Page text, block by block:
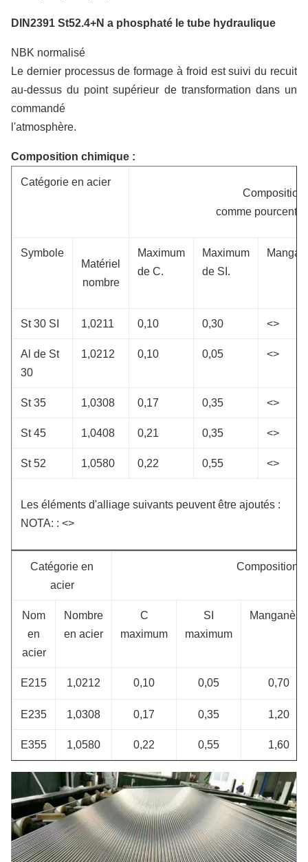
DIN2391 St52.4+N a phosphaté le tube hydraulique
NBK normalisé
Le dernier processus de formage à froid est suivi du recuit
au-dessus du point supérieur de transformation dans un
commandé
l'atmosphère.
Composition chimique :
Catégorie en acier
Composition
comme
Symbole
Matériel
nombre
Maximum
de C.
Maximum
de SI.
St 30 SI 1,0211 0,10 0,30 <>
Al de St
30
1,0212 0,10 0,05 <>
St 35 1,0308 0,17 0,35 <>
St 45 1,0408 0,21 0,35 <>
St 52 1,0580 0,22 0,55 <>
Les éléments d'alliage suivants peuvent être ajoutés :
NOTA: : <>
Catégorie en
acier
Composition
Nom
en
acier
Nombre
en acier
C
maximum
SI
maximum
Manganèse
E215 1,0212 0,10 0,05 0,70
E235 1,0308 0,17 0,35 1,20
E355 1,0580 0,22 0,55 1,60